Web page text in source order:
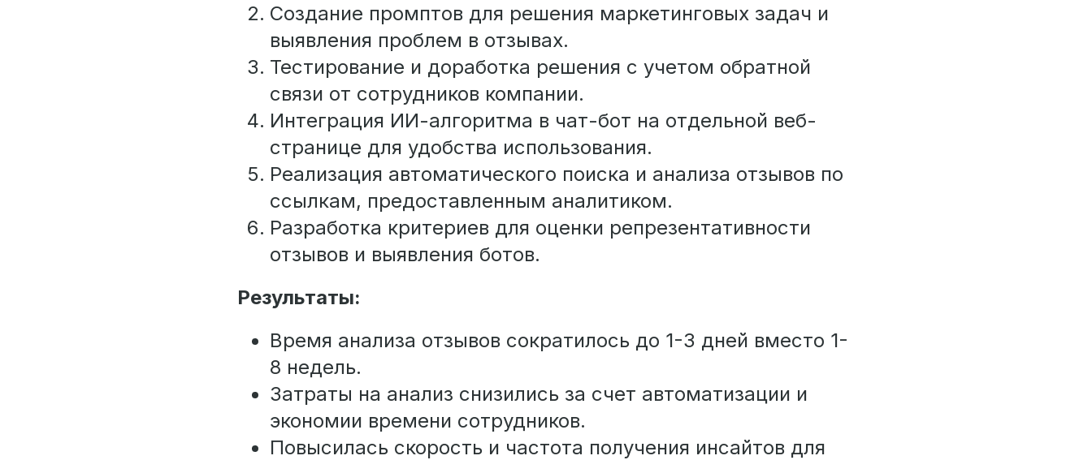
Создание промптов для решения маркетинговых задач и
выявления проблем в отзывах.
Тестирование и доработка решения с учетом обратной
связи от сотрудников компании.
Интеграция ИИ-алгоритма в чат-бот на отдельной веб-
странице для удобства использования.
Реализация автоматического поиска и анализа отзывов по
ссылкам, предоставленным аналитиком.
Разработка критериев для оценки репрезентативности
отзывов и выявления ботов.
Результаты:
Время анализа отзывов сократилось до 1-3 дней вместо 1-
8 недель.
Затраты на анализ снизились за счет автоматизации и
экономии времени сотрудников.
Повысилась скорость и частота получения инсайтов для